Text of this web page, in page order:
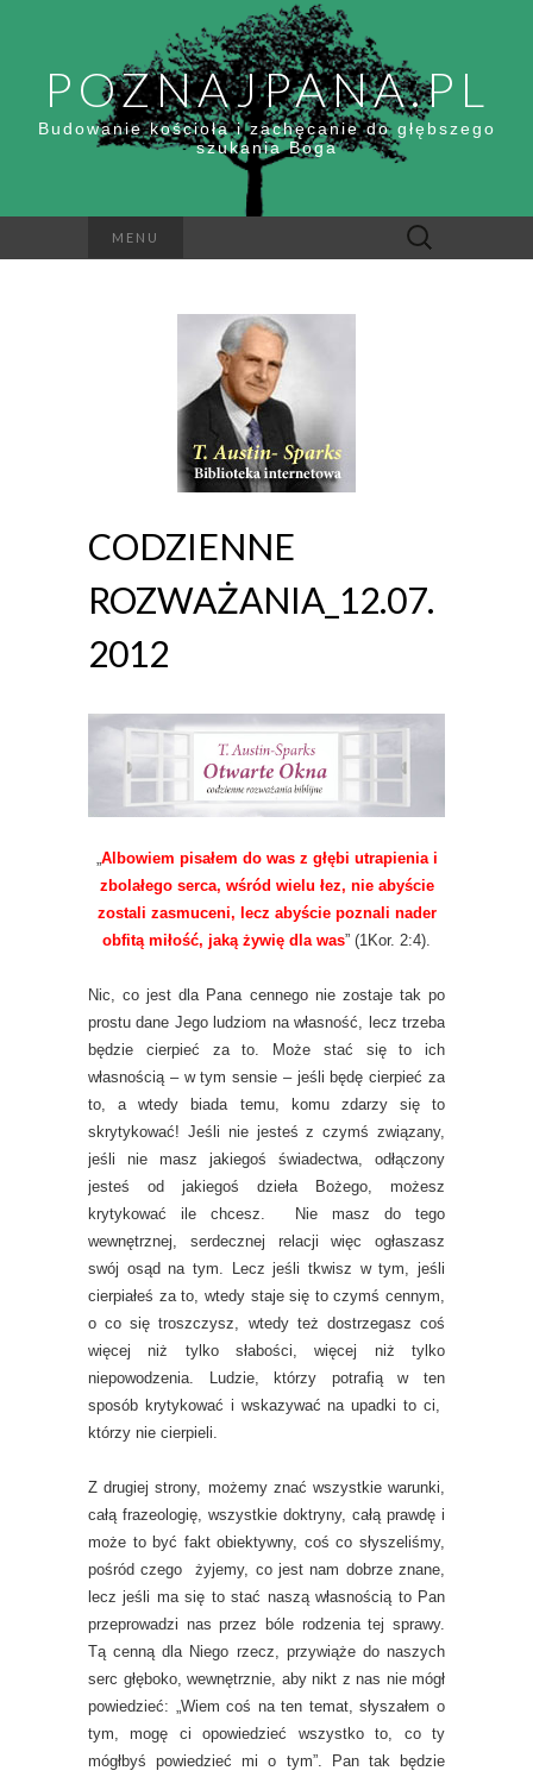
POZNAJPANA.PL
Budowanie kościoła i zachęcanie do głębszego
szukania Boga
MENU Szukaj:
CODZIENNE
ROZWAŻANIA_12.07.
2012
Albowiem pisałem do was z głębi utrapienia i
zbolałego serca, wśród wielu łez, nie abyście
zostali zasmuceni, lecz abyście poznali nader
obfitą miłość, jaką żywię dla was” (1Kor. 2:4).
Nic, co jest dla Pana cennego nie zostaje tak po
prostu dane Jego ludziom na własność, lecz trzeba
będzie cierpieć za to. Może stać się to ich
własnością – w tym sensie – jeśli będę cierpieć za
to, a wtedy biada temu, komu zdarzy się to
skrytykować! Jeśli nie jesteś z czymś związany,
jeśli nie masz jakiegoś świadectwa, odłączony
jesteś od jakiegoś dzieła Bożego, możesz
krytykować ile chcesz. Nie masz do tego
wewnętrznej, serdecznej relacji więc ogłaszasz
swój osąd na tym. Lecz jeśli tkwisz w tym, jeśli
cierpiałeś za to, wtedy staje się to czymś cennym,
o co się troszczysz, wtedy też dostrzegasz coś
więcej niż tylko słabości, więcej niż tylko
niepowodzenia. Ludzie, którzy potrafią w ten
sposób krytykować i wskazywać na upadki to ci,
którzy nie cierpieli.
Z drugiej strony, możemy znać wszystkie warunki,
całą frazeologię, wszystkie doktryny, całą prawdę i
może to być fakt obiektywny, coś co słyszeliśmy,
pośród czego żyjemy, co jest nam dobrze znane,
lecz jeśli ma się to stać naszą własnością to Pan
przeprowadzi nas przez bóle rodzenia tej sprawy.
Tą cenną dla Niego rzecz, przywiąże do naszych
serc głęboko, wewnętrznie, aby nikt z nas nie mógł
powiedzieć: „Wiem coś na ten temat, słyszałem o
tym, mogę ci opowiedzieć wszystko to, co ty
mógłbyś powiedzieć mi o tym”. Pan tak będzie